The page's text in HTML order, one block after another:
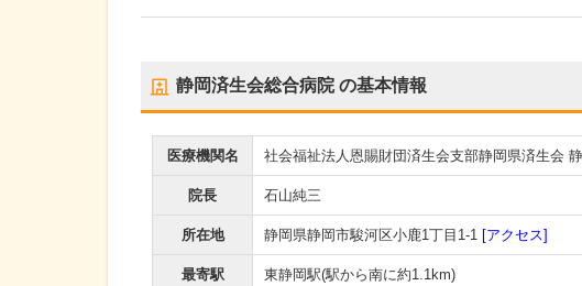
静岡済生会総合病院の基本情報
医療機関名 社会福祉法人恩賜財団済生会支部静岡県済生会
院長 石山純三
所在地 静岡県静岡市駿河区小鹿1丁目1-1 [アクセス]
最寄駅 東静岡駅(駅から南に約1.1km)